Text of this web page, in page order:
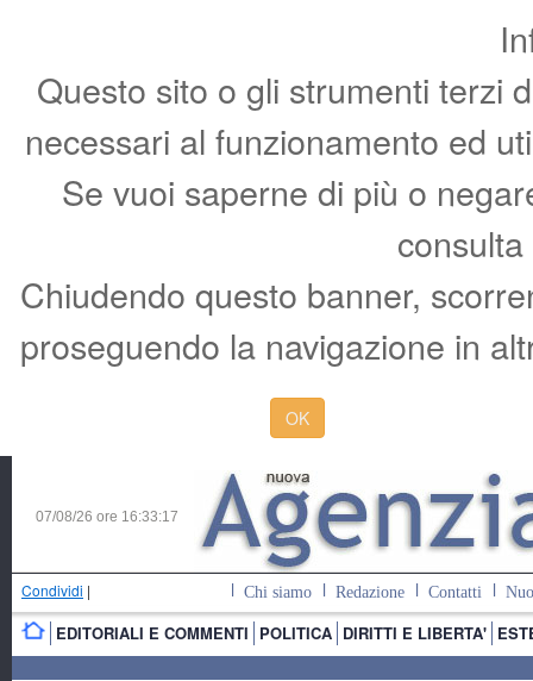
Questo sito o gli strumenti terzi
necessari al funzionamento ed
Se vuoi saperne di più o
Chiudendo questo banner,
proseguendo la navigazione in
OK
07/08/26 ore 16:33:18
Condividi | Chi siamo Redazione Contatti
EDITORIALI E COMMENTI POLITICA DIRITTI E LIBERTA'